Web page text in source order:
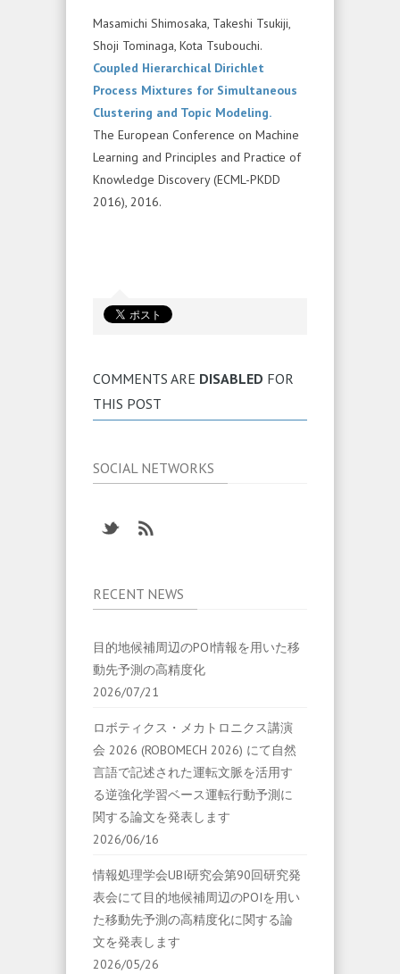
Masamichi Shimosaka, Takeshi Tsukiji,
Shoji Tominaga, Kota Tsubouchi.
Coupled Hierarchical Dirichlet
Process Mixtures for Simultaneous
Clustering and Topic Modeling.
The European Conference on Machine
Learning and Principles and Practice of
Knowledge Discovery (ECML-PKDD
2016), 2016.
COMMENTS ARE DISABLED FOR
THIS POST
SOCIAL NETWORKS
RECENT NEWS
目的地候補周辺のPOI情報を用いた移
動先予測の高精度化
2026/07/21
ロボティクス・メカトロニクス講演
会 2026 (ROBOMECH 2026) にて自然
言語で記述された運転文脈を活用す
る逆強化学習ベース運転行動予測に
関する論文を発表します
2026/06/16
情報処理学会UBI研究会第90回研究発
表会にて目的地候補周辺のPOIを用い
た移動先予測の高精度化に関する論
文を発表します
2026/05/26